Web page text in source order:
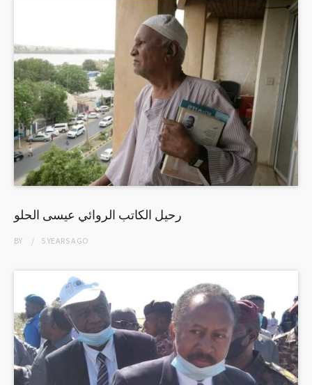
رحيل الكاتب الروائي عيسى الحلو
BY 5 YEARSAGO